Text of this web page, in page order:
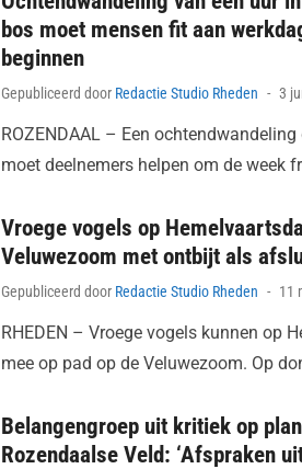
bos moet mensen fit aan
beginnen
Gepubliceerd door Redactie Studio Rheden 3
ROZENDAAL – Een
moet deelnemers helpen om de week
Vroege vogels op
Veluwezoom met ontbijt als
Gepubliceerd door Redactie Studio Rheden 11
RHEDEN – Vroege vogels kunnen op
mee op pad op de Veluwezoom. Op
Belangengroep uit kritiek op
Rozendaalse Veld: ‘Afspraken